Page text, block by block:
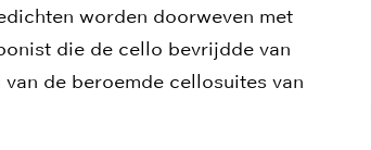
worden doorweven met
die de cello bevrijdde van
de beroemde cellosuites van